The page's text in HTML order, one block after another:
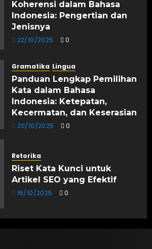
Koherensi dalam Bahasa
Indonesia: Pengertian dan
Jenisnya
22/10/2025 0
Gramatika Lingua
Panduan Lengkap Pemilihan
Kata dalam Bahasa
Indonesia: Ketepatan,
Kecermatan, dan Keserasian
20/10/2025 0
Retorika
Riset Kata Kunci untuk
Artikel SEO yang Efektif
16/10/2025 0